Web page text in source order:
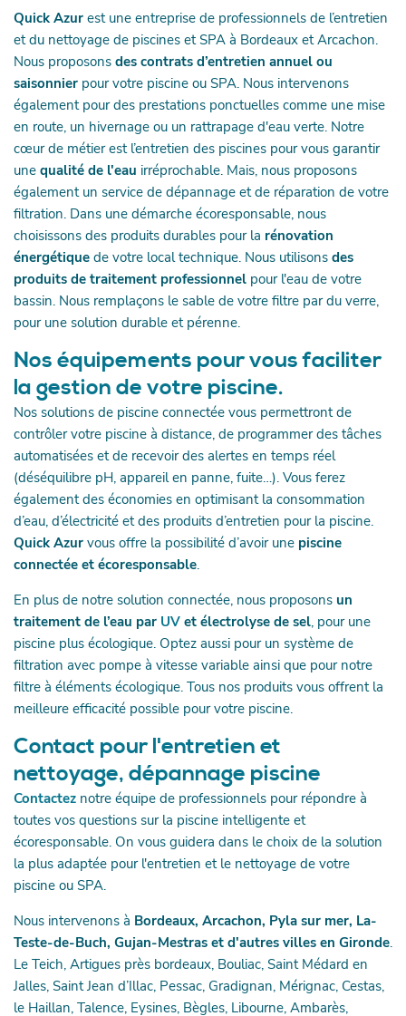
Quick Azur est une entreprise de professionnels de l’entretien
et du nettoyage de piscines et SPA à Bordeaux et Arcachon.
Nous proposons des contrats d’entretien annuel ou
saisonnier pour votre piscine ou SPA. Nous intervenons
également pour des prestations ponctuelles comme une mise
en route, un hivernage ou un rattrapage d'eau verte. Notre
cœur de métier est l’entretien des piscines pour vous garantir
une qualité de l'eau irréprochable. Mais, nous proposons
également un service de dépannage et de réparation de votre
filtration. Dans une démarche écoresponsable, nous
choisissons des produits durables pour la rénovation
énergétique de votre local technique. Nous utilisons des
produits de traitement professionnel pour l'eau de votre
bassin. Nous remplaçons le sable de votre filtre par du verre,
pour une solution durable et pérenne.
Nos équipements pour vous faciliter
la gestion de votre piscine.
Nos solutions de piscine connectée vous permettront de
contrôler votre piscine à distance, de programmer des tâches
automatisées et de recevoir des alertes en temps réel
(déséquilibre pH, appareil en panne, fuite…). Vous ferez
également des économies en optimisant la consommation
d’eau, d’électricité et des produits d’entretien pour la piscine.
Quick Azur vous offre la possibilité d’avoir une piscine
connectée et écoresponsable.
En plus de notre solution connectée, nous proposons un
traitement de l’eau par UV et électrolyse de sel, pour une
piscine plus écologique. Optez aussi pour un système de
filtration avec pompe à vitesse variable ainsi que pour notre
filtre à éléments écologique. Tous nos produits vous offrent la
meilleure efficacité possible pour votre piscine.
Contact pour l'entretien et
nettoyage, dépannage piscine
Contactez notre équipe de professionnels pour répondre à
toutes vos questions sur la piscine intelligente et
écoresponsable. On vous guidera dans le choix de la solution
la plus adaptée pour l'entretien et le nettoyage de votre
piscine ou SPA.
Nous intervenons à Bordeaux, Arcachon, Pyla sur mer, La-
Teste-de-Buch, Gujan-Mestras et d'autres villes en Gironde.
Le Teich, Artigues près bordeaux, Bouliac, Saint Médard en
Jalles, Saint Jean d’Illac, Pessac, Gradignan, Mérignac, Cestas,
le Haillan, Talence, Eysines, Bègles, Libourne, Ambarès,